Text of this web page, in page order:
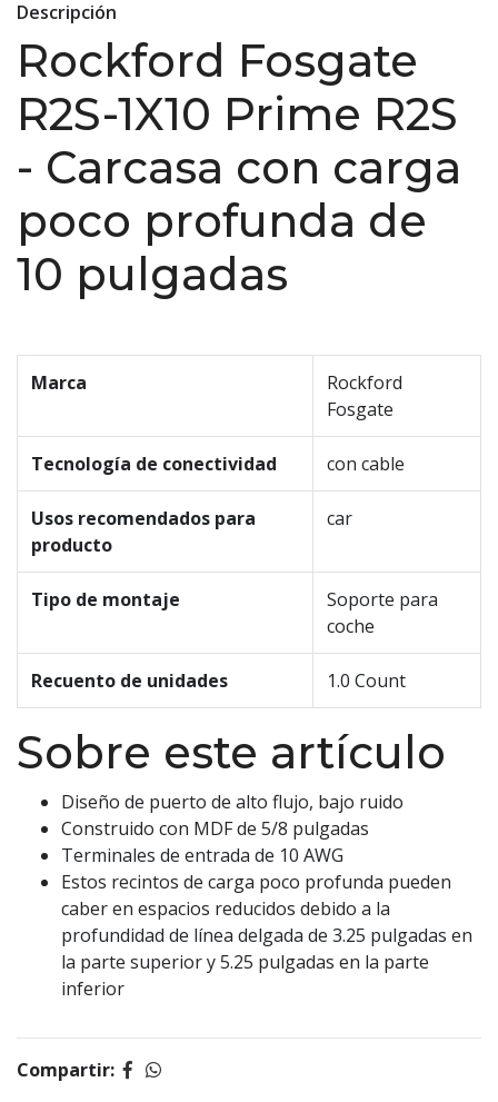
Descripción
Rockford Fosgate
R2S-1X10 Prime R2S
- Carcasa con carga
poco profunda de
10 pulgadas
Marca
Rockford
Fosgate
Tecnología de conectividad con cable
Usos recomendados para
producto
car
Tipo de montaje
Soporte para
coche
Recuento de unidades 1.0 Count
Sobre este artículo
Diseño de puerto de alto flujo, bajo ruido
Construido con MDF de 5/8 pulgadas
Terminales de entrada de 10 AWG
Estos recintos de carga poco profunda pueden
caber en espacios reducidos debido a la
profundidad de línea delgada de 3.25 pulgadas en
la parte superior y 5.25 pulgadas en la parte
inferior
Compartir: